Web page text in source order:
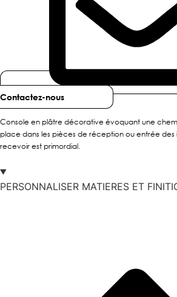
Contactez-nous
Console en plâtre décorative évoquant une
place dans les pièces de réception ou entrée des
recevoir est primordial.
PERSONNALISER MATIERES ET